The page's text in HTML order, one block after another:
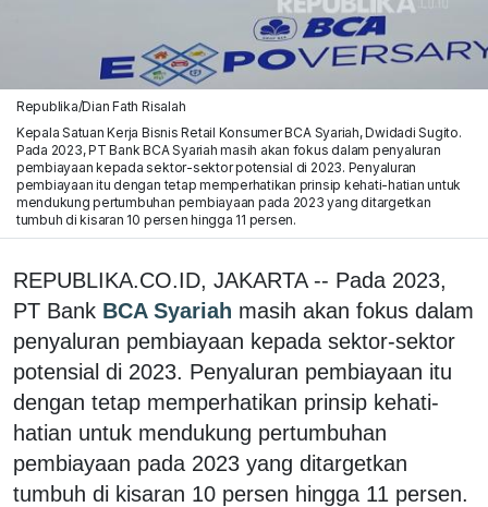
Republika/Dian Fath Risalah
Kepala Satuan Kerja Bisnis Retail Konsumer BCA Syariah, Dwidadi Sugito.
Pada 2023, PT Bank BCA Syariah masih akan fokus dalam penyaluran
pembiayaan kepada sektor-sektor potensial di 2023. Penyaluran
pembiayaan itu dengan tetap memperhatikan prinsip kehati-hatian untuk
mendukung pertumbuhan pembiayaan pada 2023 yang ditargetkan
tumbuh di kisaran 10 persen hingga 11 persen.
REPUBLIKA.CO.ID, JAKARTA -- Pada 2023,
PT Bank BCA Syariah masih akan fokus dalam
penyaluran pembiayaan kepada sektor-sektor
potensial di 2023. Penyaluran pembiayaan itu
dengan tetap memperhatikan prinsip kehati-
hatian untuk mendukung pertumbuhan
pembiayaan pada 2023 yang ditargetkan
tumbuh di kisaran 10 persen hingga 11 persen.